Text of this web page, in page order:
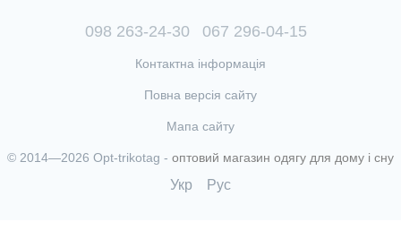
098 263-24-30 067 296-04-15
Контактна інформація
Повна версія сайту
Мапа сайту
© 2014—2026 Opt-trikotag - оптовий магазин одягу для дому і сну
Укр Рус